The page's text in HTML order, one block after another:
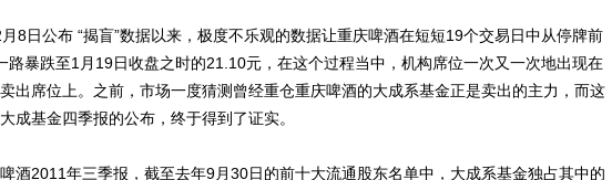
日公布 “揭盲”数据以来，极度不乐观的数据让重庆啤酒在短短19个交易日中从停牌前
路暴跌至1月19日收盘之时的21.10元，在这个过程当中，机构席位一次又一次地出现在
出席位上。之前，市场一度猜测曾经重仓重庆啤酒的大成系基金正是卖出的主力，而这
成基金四季报的公布，终于得到了证实。
2011年三季报，截至去年9月30日的前十大流通股东名单中，大成系基金独占其中的